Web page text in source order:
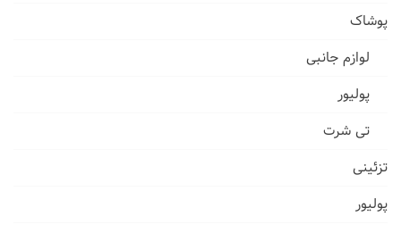
پوشاک
لوازم جانبی
پولیور
تی شرت
تزئینی
پولیور